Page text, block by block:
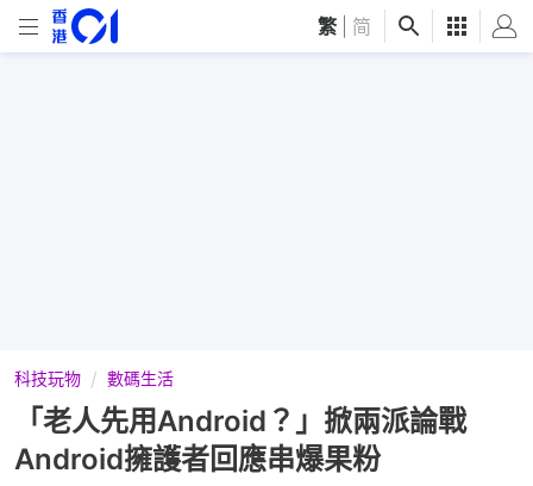
繁 简
科技玩物 數碼生活
「老人先用Android？」掀兩派論戰
Android擁護者回應串爆果粉